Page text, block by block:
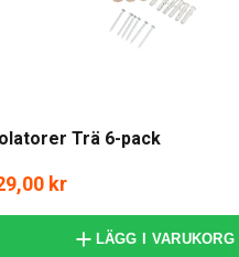
Trä 6-pack
kr
LÄGG I VARUKORG